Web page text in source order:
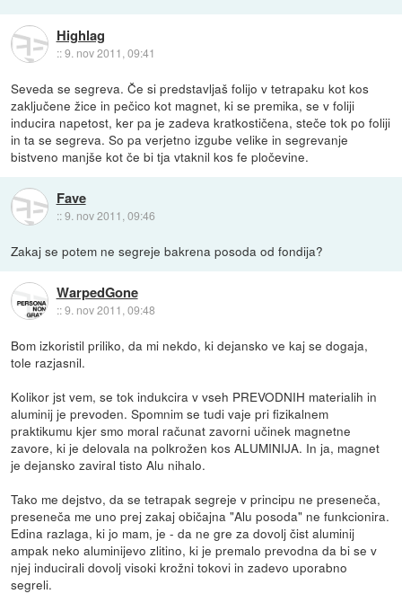
Highlag
::9. nov 2011, 09:41
Seveda se segreva. Če si predstavljaš folijo v tetrapaku kot kos
zaključene žice in pečico kot magnet, ki se premika, se v foliji
inducira napetost, ker pa je zadeva kratkostičena, steče tok po foliji
in ta se segreva. So pa verjetno izgube velike in segrevanje
bistveno manjše kot če bi tja vtaknil kos fe pločevine.
Fave
::9. nov 2011, 09:46
Zakaj se potem ne segreje bakrena posoda od fondija?
WarpedGone
::9. nov 2011, 09:48
Bom izkoristil priliko, da mi nekdo, ki dejansko ve kaj se dogaja,
tole razjasnil.
Kolikor jst vem, se tok indukcira v vseh PREVODNIH materialih in
aluminij je prevoden. Spomnim se tudi vaje pri fizikalnem
praktikumu kjer smo moral računat zavorni učinek magnetne
zavore, ki je delovala na polkrožen kos ALUMINIJA. In ja, magnet
je dejansko zaviral tisto Alu nihalo.
Tako me dejstvo, da se tetrapak segreje v principu ne preseneča,
preseneča me uno prej zakaj običajna "Alu posoda" ne funkcionira.
Edina razlaga, ki jo mam, je - da ne gre za dovolj čist aluminij
ampak neko aluminijevo zlitino, ki je premalo prevodna da bi se v
njej inducirali dovolj visoki krožni tokovi in zadevo uporabno
segreli.